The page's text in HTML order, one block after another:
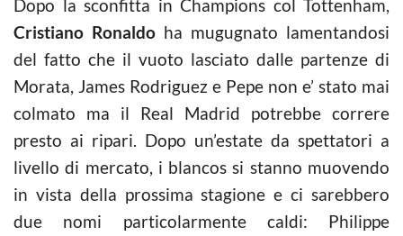
Dopo la sconfitta in Champions col Tottenham,
Cristiano Ronaldo ha mugugnato lamentandosi
del fatto che il vuoto lasciato dalle partenze di
Morata, James Rodriguez e Pepe non e’ stato mai
colmato ma il Real Madrid potrebbe correre
presto ai ripari. Dopo un’estate da spettatori a
livello di mercato, i blancos si stanno muovendo
in vista della prossima stagione e ci sarebbero
due nomi particolarmente caldi: Philippe